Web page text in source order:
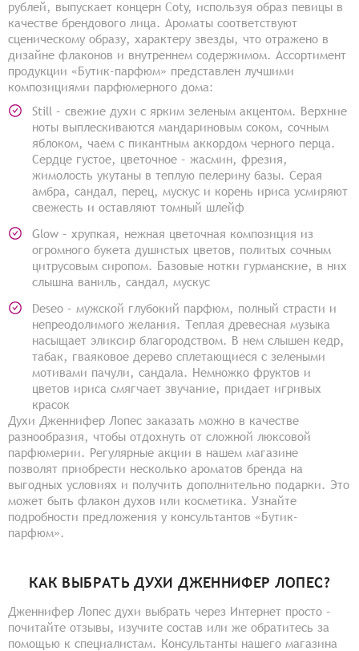
рублей, выпускает концерн Coty, используя образ певицы в
качестве брендового лица. Ароматы соответствуют
сценическому образу, характеру звезды, что отражено в
дизайне флаконов и внутреннем содержимом. Ассортимент
продукции «Бутик-парфюм» представлен лучшими
композициями парфюмерного дома:
Still – свежие духи с ярким зеленым акцентом. Верхние
ноты выплескиваются мандариновым соком, сочным
яблоком, чаем с пикантным аккордом черного перца.
Сердце густое, цветочное – жасмин, фрезия,
жимолость укутаны в теплую пелерину базы. Серая
амбра, сандал, перец, мускус и корень ириса усмиряют
свежесть и оставляют томный шлейф
Glow – хрупкая, нежная цветочная композиция из
огромного букета душистых цветов, политых сочным
цитрусовым сиропом. Базовые нотки гурманские, в них
слышна ваниль, сандал, мускус
Deseo – мужской глубокий парфюм, полный страсти и
непреодолимого желания. Теплая древесная музыка
насыщает эликсир благородством. В нем слышен кедр,
табак, гваяковое дерево сплетающиеся с зелеными
мотивами пачули, сандала. Немножко фруктов и
цветов ириса смягчает звучание, придает игривых
красок
Духи Дженнифер Лопес заказать можно в качестве
разнообразия, чтобы отдохнуть от сложной люксовой
парфюмерии. Регулярные акции в нашем магазине
позволят приобрести несколько ароматов бренда на
выгодных условиях и получить дополнительно подарки. Это
может быть флакон духов или косметика. Узнайте
подробности предложения у консультантов «Бутик-
парфюм».
КАК ВЫБРАТЬ ДУХИ ДЖЕННИФЕР ЛОПЕС?
Дженнифер Лопес духи выбрать через Интернет просто –
почитайте отзывы, изучите состав или же обратитесь за
помощью к специалистам. Консультанты нашего магазина